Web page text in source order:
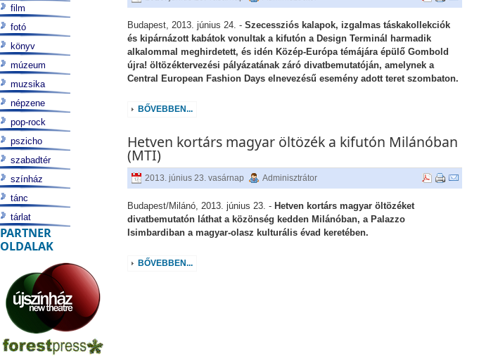
Budapest, 2013. június 24. -Szecessziós kalapok, izgalmas táskakollekciók
és kipárnázott kabátok vonultak a kifutón a Design Terminál harmadik
alkalommal meghirdetett, és idén Közép-Európa témájára épülő Gombold
újra! öltözéktervezési pályázatának záró divatbemutatóján, amelynek a
Central European Fashion Days elnevezésű esemény adott teret szombaton.
BŐVEBBEN...
Hetven kortárs magyar öltözék a kifutón Milánóban
(MTI)
2013. június 23. vasárnap Adminisztrátor
Budapest/Milánó, 2013. június 23. - Hetven kortárs magyar öltözéket
divatbemutatón láthat a közönség kedden Milánóban, a Palazzo
Isimbardiban a magyar-olasz kulturális évad keretében.
BŐVEBBEN...
film
fotó
könyv
múzeum
muzsika
népzene
pop-rock
pszicho
szabadtér
színház
tánc
tárlat
PARTNER
OLDALAK